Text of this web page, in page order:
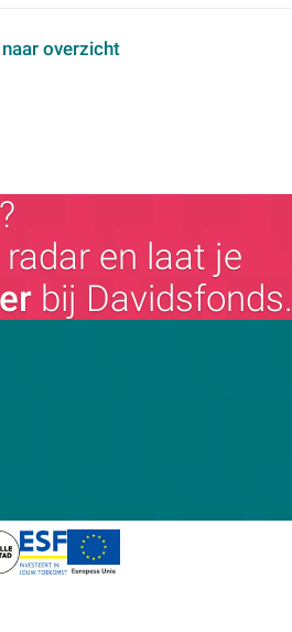
overzicht
en laat je
bij Davidsfonds.